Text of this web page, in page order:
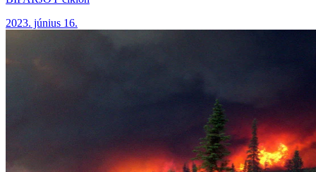
2023. június 16.